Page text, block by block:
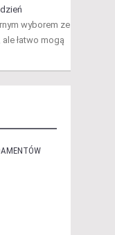
wyborem ze
łatwo mogą